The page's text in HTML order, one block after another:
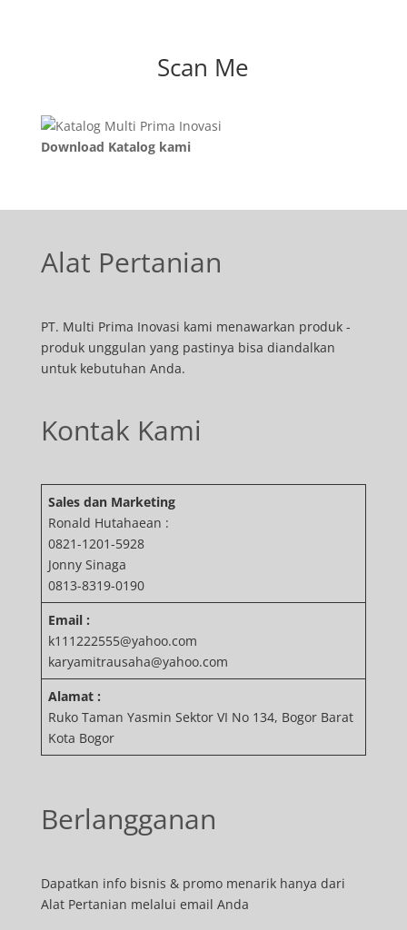
Scan Me
Download Katalog kami
Alat Pertanian
PT. Multi Prima Inovasi kami menawarkan produk -
produk unggulan yang pastinya bisa diandalkan
untuk kebutuhan Anda.
Kontak Kami
Sales dan Marketing
Ronald Hutahaean :
0821-1201-5928
Jonny Sinaga
0813-8319-0190
Email :
k111222555@yahoo.com
karyamitrausaha@yahoo.com
Alamat :
Ruko Taman Yasmin Sektor VI No 134, Bogor Barat
Kota Bogor
Berlangganan
Dapatkan info bisnis & promo menarik hanya dari
Alat Pertanian melalui email Anda